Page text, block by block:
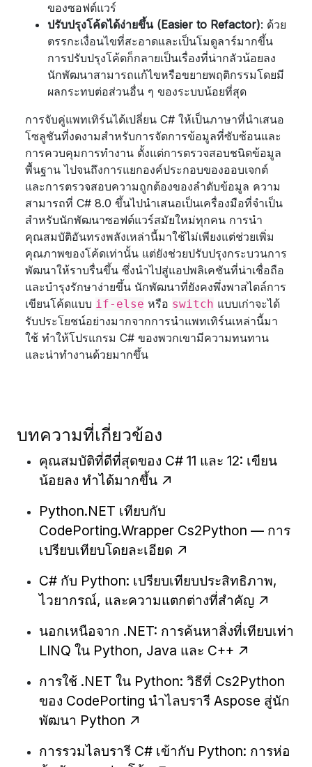
ของซอฟต์แวร์
ปรับปรุงโค้ดได้ง่ายขึ้น (Easier to Refactor): ด้วย
ตรรกะเงื่อนไขที่สะอาดและเป็นโมดูลาร์มากขึ้น
การปรับปรุงโค้ดก็กลายเป็นเรื่องที่น่ากลัวน้อยลง
นักพัฒนาสามารถแก้ไขหรือขยายพฤติกรรมโดยมี
ผลกระทบต่อส่วนอื่น ๆ ของระบบน้อยที่สุด
การจับคู่แพทเทิร์นได้เปลี่ยน C# ให้เป็นภาษาที่นำเสนอ
โซลูชันที่งดงามสำหรับการจัดการข้อมูลที่ซับซ้อนและ
การควบคุมการทำงาน ตั้งแต่การตรวจสอบชนิดข้อมูล
พื้นฐาน ไปจนถึงการแยกองค์ประกอบของออบเจกต์
และการตรวจสอบความถูกต้องของลำดับข้อมูล ความ
สามารถที่ C# 8.0 ขึ้นไปนำเสนอเป็นเครื่องมือที่จำเป็น
สำหรับนักพัฒนาซอฟต์แวร์สมัยใหม่ทุกคน การนำ
คุณสมบัติอันทรงพลังเหล่านี้มาใช้ไม่เพียงแต่ช่วยเพิ่ม
คุณภาพของโค้ดเท่านั้น แต่ยังช่วยปรับปรุงกระบวนการ
พัฒนาให้ราบรื่นขึ้น ซึ่งนำไปสู่แอปพลิเคชันที่น่าเชื่อถือ
และบำรุงรักษาง่ายขึ้น นักพัฒนาที่ยังคงพึ่งพาสไตล์การ
เขียนโค้ดแบบ if-else หรือ switch แบบเก่าจะได้
รับประโยชน์อย่างมากจากการนำแพทเทิร์นเหล่านี้มา
ใช้ ทำให้โปรแกรม C# ของพวกเขามีความทนทาน
และน่าทำงานด้วยมากขึ้น
บทความที่เกี่ยวข้อง
คุณสมบัติที่ดีที่สุดของ C# 11 และ 12: เขียน
น้อยลง ทำได้มากขึ้น
Python.NET เทียบกับ
CodePorting.Wrapper Cs2Python — การ
เปรียบเทียบโดยละเอียด
C# กับ Python: เปรียบเทียบประสิทธิภาพ,
ไวยากรณ์, และความแตกต่างที่สำคัญ
นอกเหนือจาก .NET: การค้นหาสิ่งที่เทียบเท่า
LINQ ใน Python, Java และ C++
การใช้ .NET ใน Python: วิธีที่ Cs2Python
ของ CodePorting นำไลบรารี Aspose สู่นัก
พัฒนา Python
การรวมไลบรารี C# เข้ากับ Python: การห่อ